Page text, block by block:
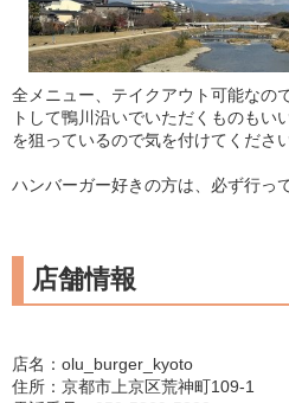
全メニュー、テイクアウト可能なの
トして鴨川沿いでいただくものもい
を狙っているので気を付けてください
ハンバーガー好きの方は、必ず行っ
店舗情報
店名：olu_burger_kyoto
住所：京都市上京区荒神町109-1